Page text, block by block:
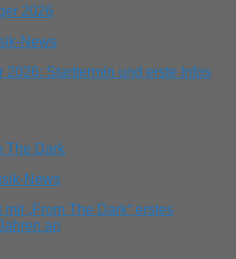
News
2026: Starttermin und erste Infos
News
„From The Dark“ erstes
an